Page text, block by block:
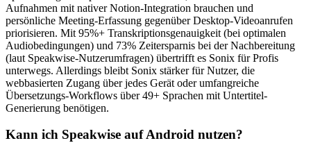
Aufnahmen mit nativer Notion-Integration brauchen und
persönliche Meeting-Erfassung gegenüber Desktop-Videoanrufen
priorisieren. Mit 95%+ Transkriptionsgenauigkeit (bei optimalen
Audiobedingungen) und 73% Zeitersparnis bei der Nachbereitung
(laut Speakwise-Nutzerumfragen) übertrifft es Sonix für Profis
unterwegs. Allerdings bleibt Sonix stärker für Nutzer, die
webbasierten Zugang über jedes Gerät oder umfangreiche
Übersetzungs-Workflows über 49+ Sprachen mit Untertitel-
Generierung benötigen.
Kann ich Speakwise auf Android nutzen?